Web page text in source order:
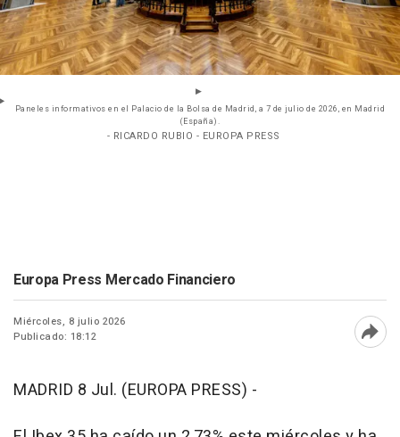
Paneles informativos en el Palacio de la Bolsa de Madrid, a 7 de julio de 2026, en Madrid
(España).
- RICARDO RUBIO - EUROPA PRESS
Europa Press Mercado Financiero
Miércoles, 8 julio 2026
Publicado: 18:12
MADRID 8 Jul. (EUROPA PRESS) -